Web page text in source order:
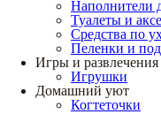
Наполнители
Туалеты и
Средства по
Пеленки и
Игры и развлечения
Игрушки
Домашний уют
Когтеточки